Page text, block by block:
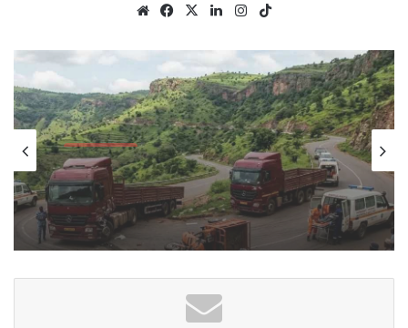
WebsiteFacebook
X LinkedinInstagram
Nationale
8 mars 2026
Accident routier tragique près de
Kara : un lourd bilan